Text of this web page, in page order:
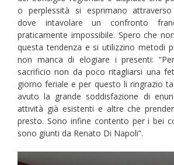
o perplessità si esprimano attraverso
dove intavolare un confronto
praticamente impossibile. Spero che
questa tendenza e si utilizzino metodi
non manca di elogiare i presenti:
sacrificio non da poco ritagliarsi una
giorno feriale e per questo li ringrazio
avuto la grande soddisfazione di
attività già esistenti e altre che
presto. Sono infine contento per i bei
sono giunti da Renato Di Napoli”.